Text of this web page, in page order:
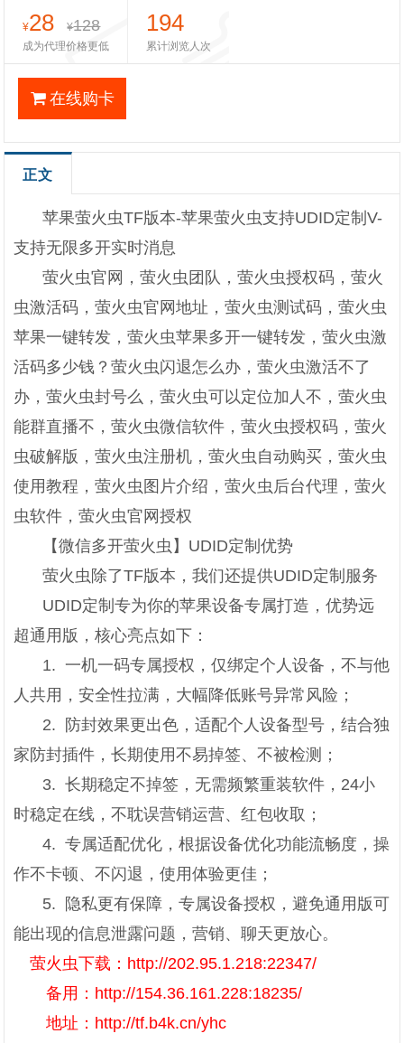
¥28 ¥128
成为代理价格更低
194
累计浏览人次
在线购卡
正文
苹果萤火虫TF版本-苹果萤火虫支持UDID定制V-
支持无限多开实时消息
萤火虫官网，萤火虫团队，萤火虫授权码，萤火
虫激活码，萤火虫官网地址，萤火虫测试码，萤火虫
苹果一键转发，萤火虫苹果多开一键转发，萤火虫激
活码多少钱？萤火虫闪退怎么办，萤火虫激活不了
办，萤火虫封号么，萤火虫可以定位加人不，萤火虫
能群直播不，萤火虫微信软件，萤火虫授权码，萤火
虫破解版，萤火虫注册机，萤火虫自动购买，萤火虫
使用教程，萤火虫图片介绍，萤火虫后台代理，萤火
虫软件，萤火虫官网授权
【微信多开萤火虫】UDID定制优势
萤火虫除了TF版本，我们还提供UDID定制服务
UDID定制专为你的苹果设备专属打造，优势远
超通用版，核心亮点如下：
1. 一机一码专属授权，仅绑定个人设备，不与他
人共用，安全性拉满，大幅降低账号异常风险；
2. 防封效果更出色，适配个人设备型号，结合独
家防封插件，长期使用不易掉签、不被检测；
3. 长期稳定不掉签，无需频繁重装软件，24小
时稳定在线，不耽误营销运营、红包收取；
4. 专属适配优化，根据设备优化功能流畅度，操
作不卡顿、不闪退，使用体验更佳；
5. 隐私更有保障，专属设备授权，避免通用版可
能出现的信息泄露问题，营销、聊天更放心。
萤火虫下载：http://202.95.1.218:22347/
备用：http://154.36.161.228:18235/
地址：http://tf.b4k.cn/yhc